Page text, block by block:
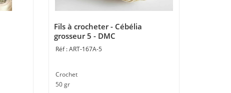
Fils à crocheter - Cébélia
grosseur 5 - DMC
ART-167A-5
Crochet
50 gr